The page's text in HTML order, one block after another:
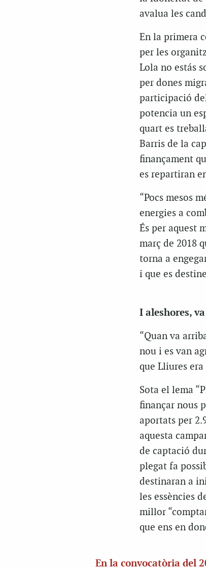
avalua les
En la primera
per les
Lola no estás
per dones
participació
potencia un
quart es
Barris de la
finançament
es repartiran
“Pocs mesos
energies a
És per aquest
març de 2018
torna a
i que es
I aleshores,
“Quan va
nou i es van
que Lliures
Sota el lema
finançar nous
aportats per
aquesta
de captació
plegat fa
destinaran a
les essències
millor
que ens en
En la convocatòria del